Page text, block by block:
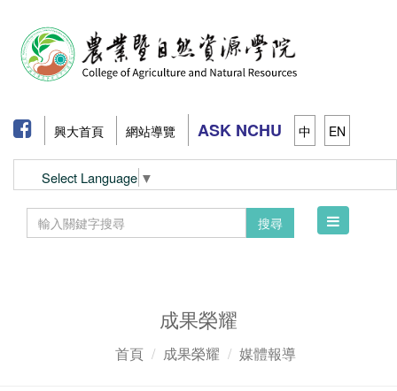
興大首頁 網站導覽 ASK NCHU 中 EN
Select Language ▼
搜尋
Toggle
成果榮耀
首頁 成果榮耀 媒體報導